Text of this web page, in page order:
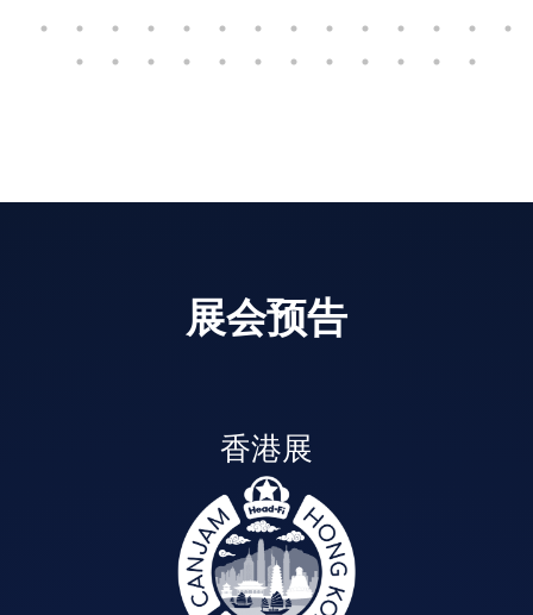
展会预告
香港展